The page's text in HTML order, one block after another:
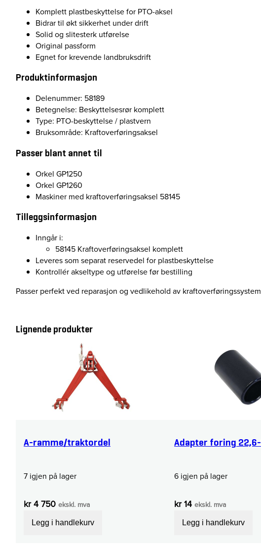
Komplett plastbeskyttelse for PTO-aksel
Bidrar til økt sikkerhet under drift
Solid og slitesterk utførelse
Original passform
Egnet for krevende landbruksdrift
Produktinformasjon
Delenummer: 58189
Betegnelse: Beskyttelsesrør komplett
Type: PTO-beskyttelse / plastvern
Bruksområde: Kraftoverføringsaksel
Passer blant annet til
Orkel GP1250
Orkel GP1260
Maskiner med kraftoverføringsaksel 58145
Tilleggsinformasjon
Inngår i:
58145 Kraftoverføringsaksel komplett
Leveres som separat reservedel for plastbeskyttelse
Kontrollér akseltype og utførelse før bestilling
Passer perfekt ved reparasjon og vedlikehold av
Lignende produkter
A-ramme/traktordel
7 igjen på lager
kr4 750 ekskl. mva
Legg i handlekurv
Adapter foring
6 igjen på lager
kr14 ekskl. mva
Legg i handlekurv